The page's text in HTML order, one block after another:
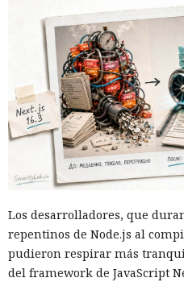
Los desarrolladores, que
repentinos de Node.js al
pudieron respirar más
del framework de JavaScript